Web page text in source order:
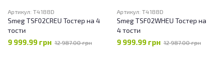
Артикул: T4188D
Smeg TSF02CREU Тостер на 4
тости
9 999.99 грн 12 987.00 грн
Артикул: T4188D
Smeg TSF02WHEU Тостер на
4 тости
9 999.99 грн 12 987.00 грн